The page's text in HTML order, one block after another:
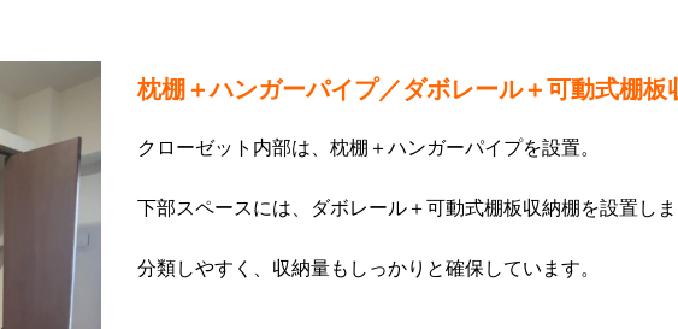
枕棚＋ハンガーパイプ／ダボレール＋可動式棚板
クローゼット内部は、枕棚＋ハンガーパイプを設置。
下部スペースには、ダボレール＋可動式棚板収納棚を設置しま
分類しやすく、収納量もしっかりと確保しています。